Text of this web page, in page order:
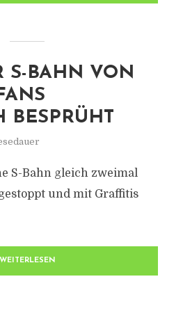
S-BAHN VON
M
S-Bahn gleich zweimal
und mit Graffitis
WEITERLESEN